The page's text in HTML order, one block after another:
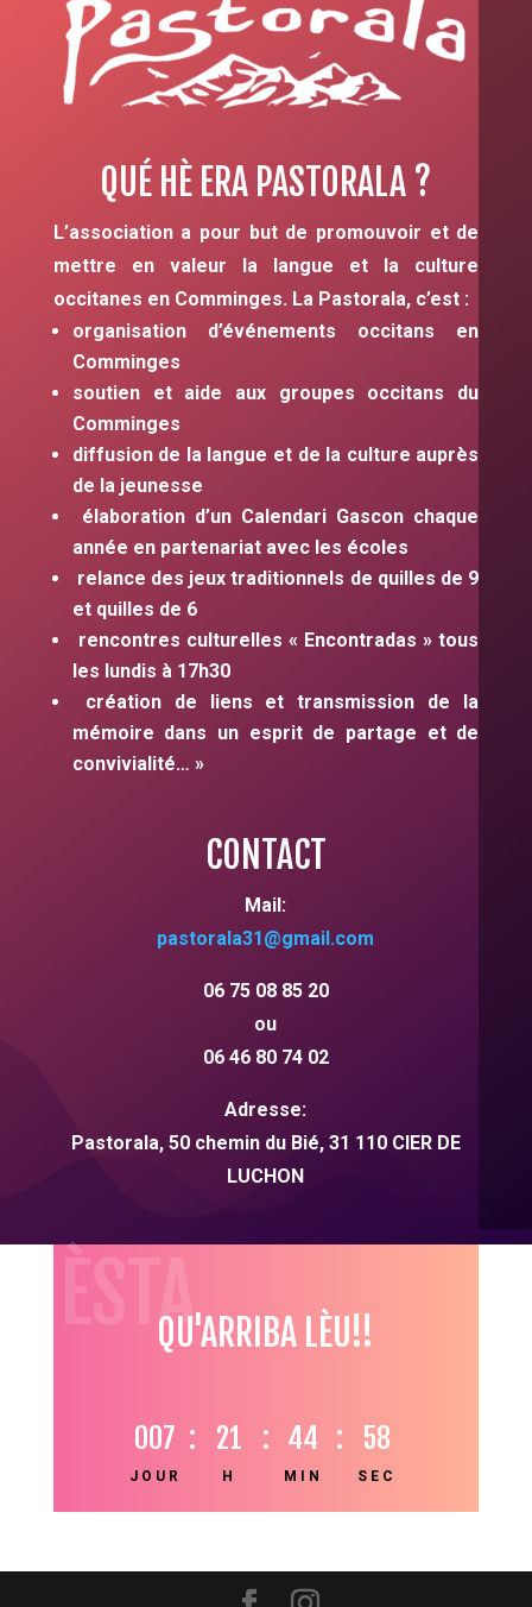
QUÉ HÈ ERA PASTORALA ?
L’association a pour but de promouvoir et de
mettre en valeur la langue et la culture
occitanes en Comminges. La Pastorala, c’est :
organisation d’événements occitans en
Comminges
soutien et aide aux groupes occitans du
Comminges
diffusion de la langue et de la culture auprès
de la jeunesse
élaboration d’un Calendari Gascon chaque
année en partenariat avec les écoles
relance des jeux traditionnels de quilles de 9
et quilles de 6
rencontres culturelles « Encontradas » tous
les lundis à 17h30
création de liens et transmission de la
mémoire dans un esprit de partage et de
convivialité… »
CONTACT
Mail:
pastorala31@gmail.com
06 75 08 85 20
ou
06 46 80 74 02
Adresse:
Pastorala, 50 chemin du Bié, 31 110 CIER DE
LUCHON
HÈSTAQU'ARRIBA LÈU!!
007
JOUR
: 21
H
: 44
MIN
: 58
SEC